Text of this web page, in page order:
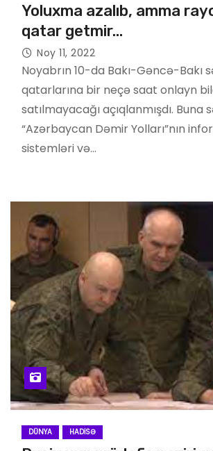
Yoluxma azalıb, amma
qatar getmir…
Noy 11, 2022
Noyabrın 10-da Bakı-Gəncə-Bakı
qatarlarına bir neçə saat onlayn
satılmayacağı açıqlanmışdı. Buna
“Azərbaycan Dəmir Yolları”nın
sistemləri və…
DÜNYA HADISƏ